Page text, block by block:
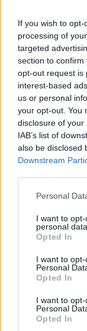
If you wish to
processing of
targeted
section to
opt-out request is
interest-based
us or personal
your opt-out. You
disclosure of
IAB’s list of
also be disclosed
Downstream
Please note that
not limited to
grant or deny
use your data for
consent section.
Personal
I want to
personal data.
Opted In
I want to
Personal
Opted In
I want to
Personal
Opted In
LEGFRISSEBB